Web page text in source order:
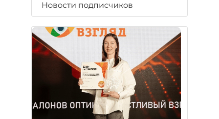
Новости подписчиков